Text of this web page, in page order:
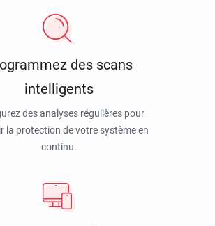
des scans
intelligents
des analyses régulières pour
la protection de votre système en
continu.